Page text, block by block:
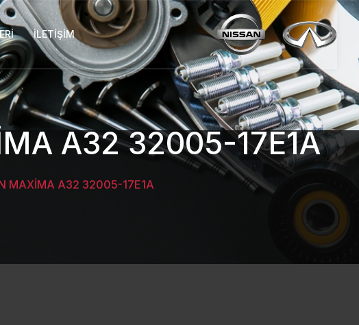
İLETIŞIM
A32 32005-17E1A
MAXİMA A32 32005-17E1A